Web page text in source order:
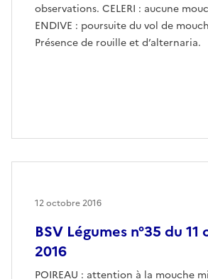
observations. CELERI : aucune
ENDIVE : poursuite du vol de
Présence de rouille et d’alternaria.
BSV Légumes n°35 du
2016
POIREAU : attention à la mouche
12 octobre 2016